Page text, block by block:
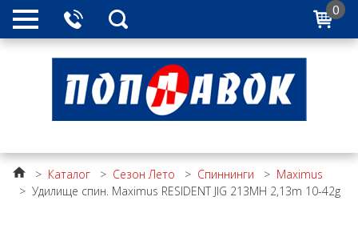
0
> Каталог > Сезон Лето > Спиннинги > Maximus
> Удилище спин. Maximus RESIDENT JIG 213MH 2,13m 10-42g